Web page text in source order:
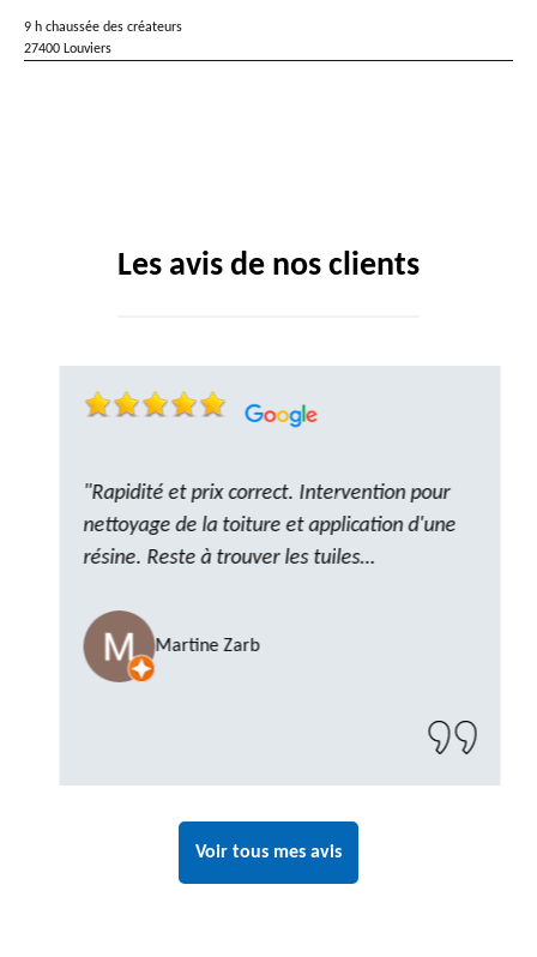
9 h chaussée des créateurs
27400 Louviers
Les avis de nos clients
"Rapidité et prix correct. Intervention pour
nettoyage de la toiture et application d'une
résine. Reste à trouver les tuiles
compter sur M. GOT. Très content de la
prestation, a recommander sans problème"
Martine Zarb
Voir tous mes avis